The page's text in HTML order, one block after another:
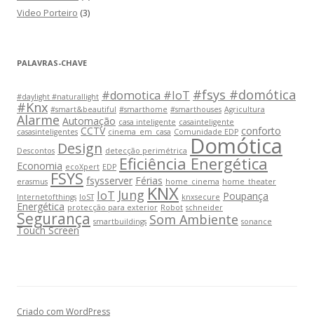
Video Porteiro (3)
PALAVRAS-CHAVE
#daylight #naturallight #domotica #IoT #fsys #domótica
#Knx #smart&beautiful #smarthome #smarthouses Agricultura
Alarme Automação casa inteligente casainteligente
casasinteligentes CCTV cinema_em_casa Comunidade EDP conforto
Descontos Design detecção perimétrica Domótica
Economia ecoXpert EDP Eficiência Energética
erasmus FSYS fsysserver Férias home_cinema home_theater
Internetofthings IoST IoT Jung KNX knxsecure Poupança
Energética protecção para exterior Robot schneider
Segurança smartbuildings Som Ambiente sonance
Touch Screen
Criado com WordPress